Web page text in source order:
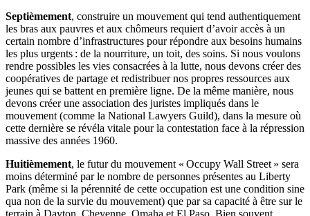
Septièmement, construire un mouvement qui tend authentiquement
les bras aux pauvres et aux chômeurs requiert d’avoir accès à un
certain nombre d’infrastructures pour répondre aux besoins humains
les plus urgents : de la nourriture, un toit, des soins. Si nous voulons
rendre possibles les vies consacrées à la lutte, nous devons créer des
coopératives de partage et redistribuer nos propres ressources aux
jeunes qui se battent en première ligne. De la même manière, nous
devons créer une association des juristes impliqués dans le
mouvement (comme la National Lawyers Guild), dans la mesure où
cette dernière se révéla vitale pour la contestation face à la répression
massive des années 1960.
Huitièmement, le futur du mouvement « Occupy Wall Street » sera
moins déterminé par le nombre de personnes présentes au Liberty
Park (même si la pérennité de cette occupation est une condition sine
qua non de la survie du mouvement) que par sa capacité à être sur le
terrain à Dayton, Cheyenne, Omaha et El Paso. Bien souvent,